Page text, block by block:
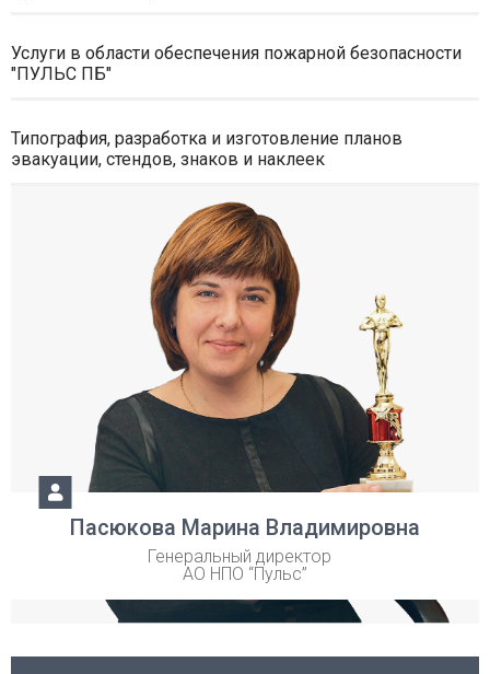
Услуги в области обеспечения пожарной безопасности
"ПУЛЬС ПБ"
Типография, разработка и изготовление планов
эвакуации, стендов, знаков и наклеек
Пасюкова Марина Владимировна
Генеральный директор
АО НПО “Пульс”